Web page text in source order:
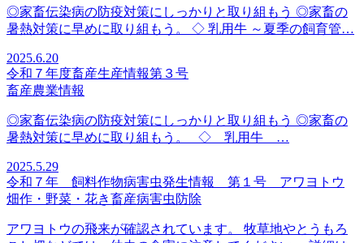
◎家畜伝染病の防疫対策にしっかりと取り組もう ◎家畜の
暑熱対策に早めに取り組もう。 ◇ 乳用牛 ～夏季の飼育管…
2025.6.20
令和７年度畜産生産情報第３号
畜産農業情報
◎家畜伝染病の防疫対策にしっかりと取り組もう ◎家畜の
暑熱対策に早めに取り組もう。 ◇ 乳用牛 …
2025.5.29
令和７年 飼料作物病害虫発生情報 第１号 アワヨトウ
畑作・野菜・花き畜産病害虫防除
アワヨトウの飛来が確認されています。 牧草地やとうもろ